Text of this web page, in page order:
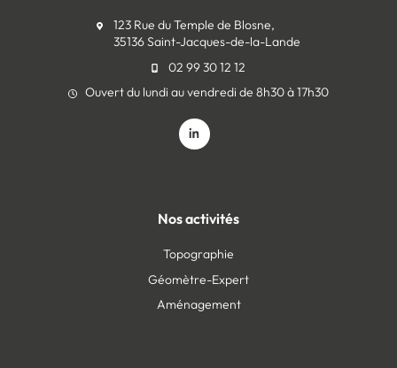
123 Rue du Temple de Blosne,
35136 Saint-Jacques-de-la-Lande
02 99 30 12 12
Ouvert du lundi au vendredi de 8h30 à 17h30
Nos activités
Topographie
Géomètre-Expert
Aménagement